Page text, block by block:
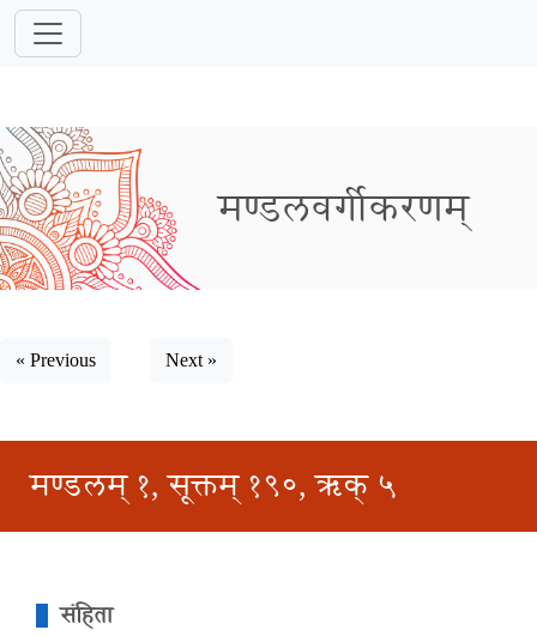
मण्डलवर्गीकरणम्
« Previous Next »
मण्डलम् १, सूक्तम् १९०, ऋक् ५
संहिता